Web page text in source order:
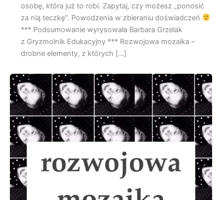
osobę, która już to robi. Zapytaj, czy możesz „ponosić
za nią teczkę”. Powodzenia w zbieraniu doświadczeń
*** Podsumowanie wyrysowała Barbara Grzelak
z Gryzmolnik Edukacyjny *** Rozwojowa mozaika –
drobne elementy, z których […]